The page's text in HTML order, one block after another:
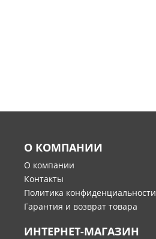
О КОМПАНИИ
О компании
Контакты
Политика конфиденциальности
Гарантия и возврат товара
ИНТЕРНЕТ-МАГАЗИН